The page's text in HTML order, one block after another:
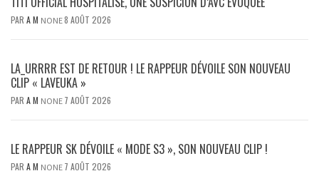
PAR A M NONE8 AOÛT 2026
LA_URRRR EST DE RETOUR ! LE RAPPEUR DÉVOILE SON NOUVEAU
CLIP « LAVEUKA »
PAR A M NONE 7 AOÛT 2026
LE RAPPEUR SK DÉVOILE « MODE S3 », SON NOUVEAU CLIP !
PAR A M NONE 7 AOÛT 2026